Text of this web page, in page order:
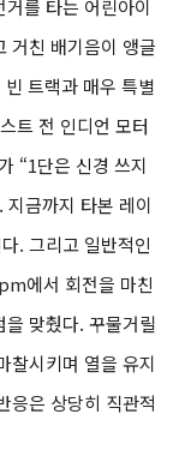
를 타는 어린아이
거친 배기음이 앵글
트랙과 매우 특별
트 전 인디언 모터
“1단은 신경 쓰지
금까지 타본 레이
. 그리고 일반적인
에서 회전을 마친
맞췄다. 꾸물거릴
찰시키며 열을 유지
응은 상당히 직관적